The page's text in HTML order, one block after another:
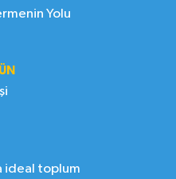
Yolu
ideal toplum